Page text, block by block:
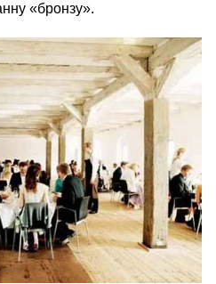
«бронзу».